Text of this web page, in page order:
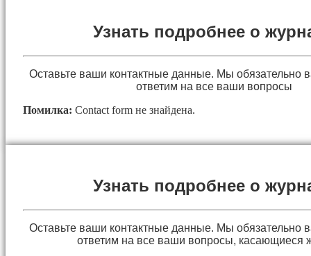
Узнать подробнее о
Оставьте ваши контактные данные. Мы обязательно
ответим на все ваши вопросы
Помилка: Contact form не знайдена.
Узнать подробнее о
Оставьте ваши контактные данные. Мы обязательно
ответим на все ваши вопросы, касающиеся